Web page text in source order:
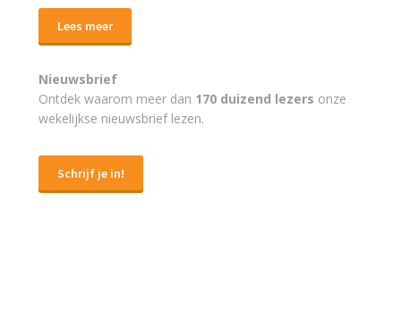
Lees meer
Nieuwsbrief
Ontdek waarom meer dan 170 duizend lezers onze
wekelijkse nieuwsbrief lezen.
Schrijf je in!